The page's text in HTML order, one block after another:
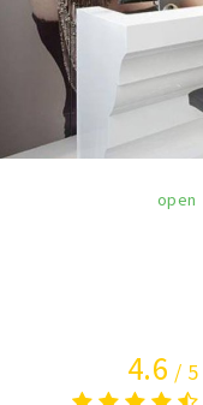
open
4.6 / 5